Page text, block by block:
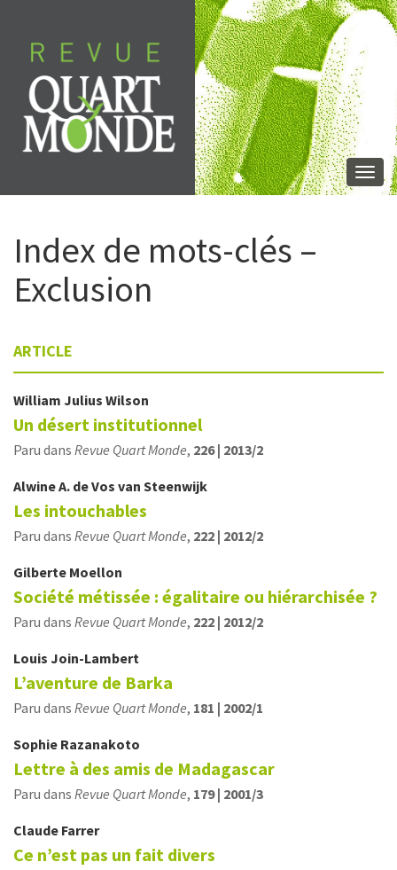
contenu
Index de mots-clés –
Exclusion
ARTICLE
William Julius Wilson
Un désert institutionnel
Paru dans Revue Quart Monde, 226 | 2013/2
Alwine A. de Vos van Steenwijk
Les intouchables
Paru dans Revue Quart Monde, 222 | 2012/2
Gilberte Moellon
Société métissée : égalitaire ou hiérarchisée ?
Paru dans Revue Quart Monde, 222 | 2012/2
Louis Join-Lambert
L’aventure de Barka
Paru dans Revue Quart Monde, 181 | 2002/1
Sophie Razanakoto
Lettre à des amis de Madagascar
Paru dans Revue Quart Monde, 179 | 2001/3
Claude Farrer
Ce n’est pas un fait divers